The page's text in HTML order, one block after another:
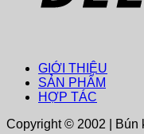
GIỚI THIỆU
SẢN PHẨM
HỢP TÁC
Copyright © 2002 | Bún